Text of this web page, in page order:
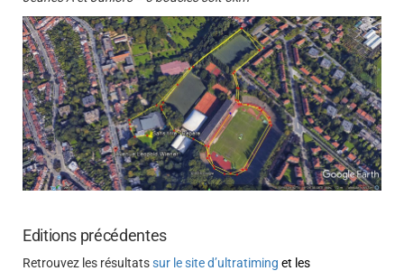
Editions précédentes
Retrouvez les résultatssur le site d’ultratiming et les